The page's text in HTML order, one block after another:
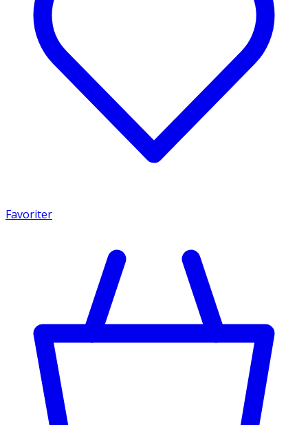
Favoriter